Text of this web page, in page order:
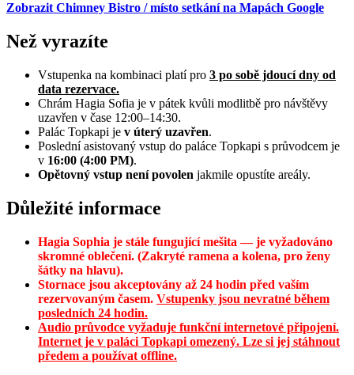
Zobrazit Chimney Bistro / místo setkání na Mapách Google
Než vyrazíte
Vstupenka na kombinaci platí pro 3 po sobě jdoucí dny od
data rezervace.
Chrám Hagia Sofia je v pátek kvůli modlitbě pro návštěvy
uzavřen v čase 12:00–14:30.
Palác Topkapi je v úterý uzavřen.
Poslední asistovaný vstup do paláce Topkapi s průvodcem je
v 16:00 (4:00 PM).
Opětovný vstup není povolen jakmile opustíte areály.
Důležité informace
Hagia Sophia je stále fungující mešita — je vyžadováno
skromné oblečení. (Zakryté ramena a kolena, pro ženy
šátky na hlavu).
Stornace jsou akceptovány až 24 hodin před vaším
rezervovaným časem. Vstupenky jsou nevratné během
posledních 24 hodin.
Audio průvodce vyžaduje funkční internetové připojení.
Internet je v paláci Topkapi omezený. Lze si jej stáhnout
předem a používat offline.